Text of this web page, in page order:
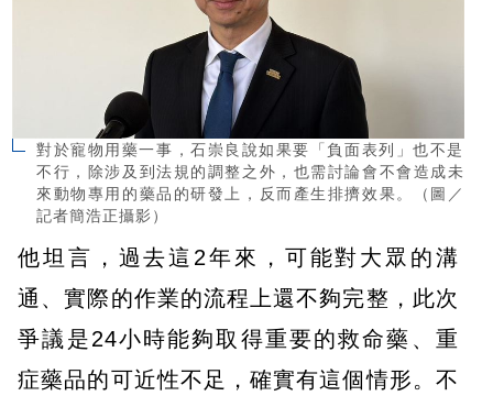
對於寵物用藥一事，石崇良說如果要「負面表列」也不是
不行，除涉及到法規的調整之外，也需討論會不會造成未
來動物專用的藥品的研發上，反而產生排擠效果。（圖／
記者簡浩正攝影）
他坦言，過去這2年來，可能對大眾的溝
通、實際的作業的流程上還不夠完整，此次
爭議是24小時能夠取得重要的救命藥、重
症藥品的可近性不足，確實有這個情形。不